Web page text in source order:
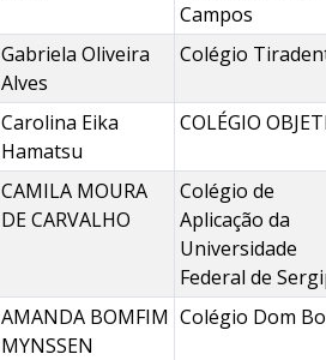
Campos
Gabriela Oliveira
Alves
Colégio
Carolina Eika
Hamatsu
COLÉGIO
CAMILA MOURA
DE CARVALHO
Colégio de
Aplicação da
Universidade
Federal de
AMANDA BOMFIM
MYNSSEN
Colégio Dom